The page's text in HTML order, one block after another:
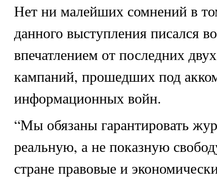
Нет ни малейших сомнений в
данного выступления писался
впечатлением от последних
кампаний, прошедших под
информационных войн.
“Мы обязаны гарантировать
реальную, а не показную
стране правовые и